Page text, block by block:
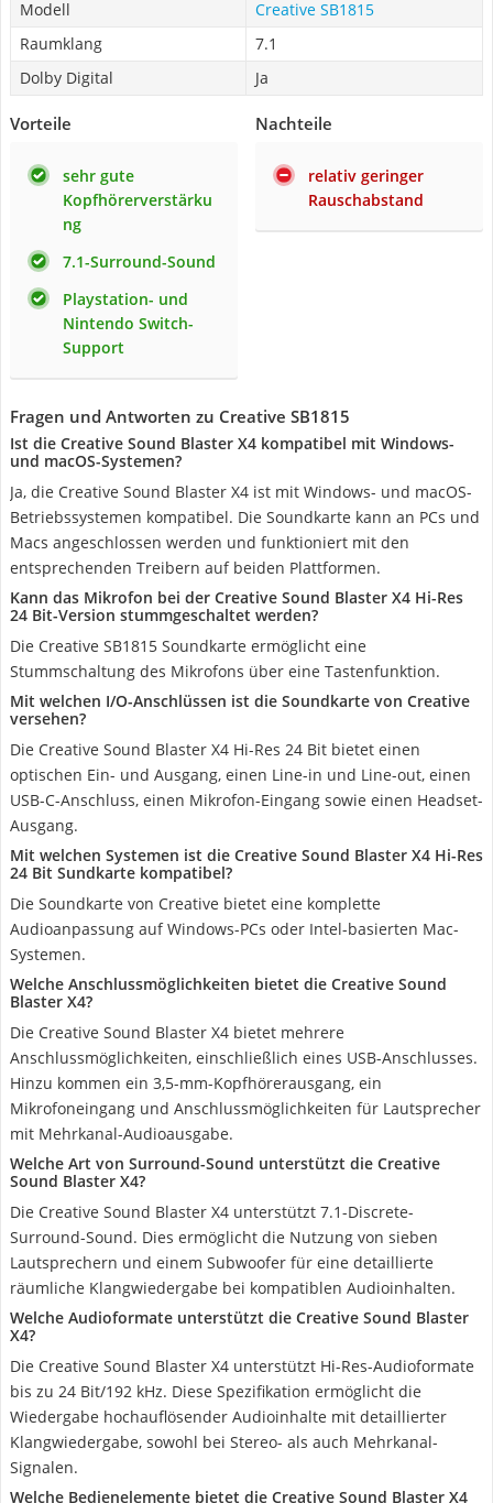
Modell
Creative SB1815
Raumklang
7.1
Dolby Digital
Ja
Vorteile
sehr gute
Kopfhörerverstärku
ng
7.1-Surround-Sound
Playstation- und
Nintendo Switch-
Support
Nachteile
relativ geringer
Rauschabstand
Fragen und Antworten zu Creative SB1815
Ist die Creative Sound Blaster X4 kompatibel mit Windows-
und macOS-Systemen?
Ja, die Creative Sound Blaster X4 ist mit Windows- und macOS-
Betriebssystemen kompatibel. Die Soundkarte kann an PCs und
Macs angeschlossen werden und funktioniert mit den
entsprechenden Treibern auf beiden Plattformen.
Kann das Mikrofon bei der Creative Sound Blaster X4 Hi-Res
24 Bit-Version stummgeschaltet werden?
Die Creative SB1815 Soundkarte ermöglicht eine
Stummschaltung des Mikrofons über eine Tastenfunktion.
Mit welchen I/O-Anschlüssen ist die Soundkarte von Creative
versehen?
Die Creative Sound Blaster X4 Hi-Res 24 Bit bietet einen
optischen Ein- und Ausgang, einen Line-in und Line-out, einen
USB-C-Anschluss, einen Mikrofon-Eingang sowie einen Headset-
Ausgang.
Mit welchen Systemen ist die Creative Sound Blaster X4 Hi-Res
24 Bit Sundkarte kompatibel?
Die Soundkarte von Creative bietet eine komplette
Audioanpassung auf Windows-PCs oder Intel-basierten Mac-
Systemen.
Welche Anschlussmöglichkeiten bietet die Creative Sound
Blaster X4?
Die Creative Sound Blaster X4 bietet mehrere
Anschlussmöglichkeiten, einschließlich eines USB-Anschlusses.
Hinzu kommen ein 3,5-mm-Kopfhörerausgang, ein
Mikrofoneingang und Anschlussmöglichkeiten für Lautsprecher
mit Mehrkanal-Audioausgabe.
Welche Art von Surround-Sound unterstützt die Creative
Sound Blaster X4?
Die Creative Sound Blaster X4 unterstützt 7.1-Discrete-
Surround-Sound. Dies ermöglicht die Nutzung von sieben
Lautsprechern und einem Subwoofer für eine detaillierte
räumliche Klangwiedergabe bei kompatiblen Audioinhalten.
Welche Audioformate unterstützt die Creative Sound Blaster
X4?
Die Creative Sound Blaster X4 unterstützt Hi-Res-Audioformate
bis zu 24 Bit/192 kHz. Diese Spezifikation ermöglicht die
Wiedergabe hochauflösender Audioinhalte mit detaillierter
Klangwiedergabe, sowohl bei Stereo- als auch Mehrkanal-
Signalen.
Welche Bedienelemente bietet die Creative Sound Blaster X4